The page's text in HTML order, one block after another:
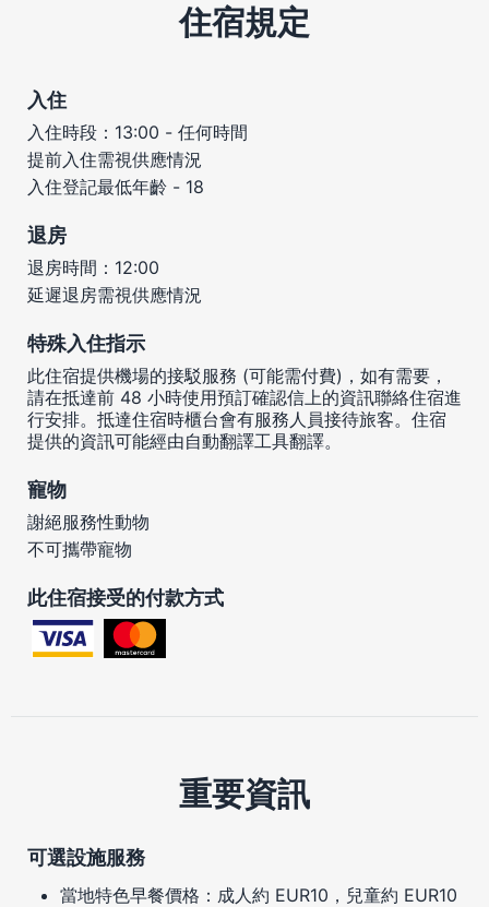
住宿規定
入住
入住時段：13:00 - 任何時間
提前入住需視供應情況
入住登記最低年齡 - 18
退房
退房時間：12:00
延遲退房需視供應情況
特殊入住指示
此住宿提供機場的接駁服務 (可能需付費)，如有需要，
請在抵達前 48 小時使用預訂確認信上的資訊聯絡住宿進
行安排。抵達住宿時櫃台會有服務人員接待旅客。住宿
提供的資訊可能經由自動翻譯工具翻譯。
寵物
謝絕服務性動物
不可攜帶寵物
此住宿接受的付款方式
重要資訊
可選設施服務
當地特色早餐價格：成人約 EUR10，兒童約 EUR10